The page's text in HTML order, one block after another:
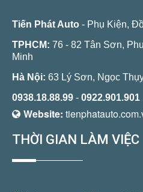
Tiến Phát Auto - Phụ Kiện,
TPHCM: 76 - 82 Tân Sơn,
Minh
Hà Nội: 63 Lý Sơn, Ngọc
0938.18.88.99 - 0922.901.901
Website:
THỜI GIAN LÀM VIỆC